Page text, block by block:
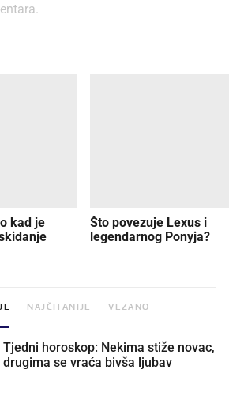
Što povezuje Lexus i
legendarnog Ponyja?
NAJČITANIJE VEZANO
Tjedni horoskop: Nekima stiže novac,
drugima se vraća bivša ljubav